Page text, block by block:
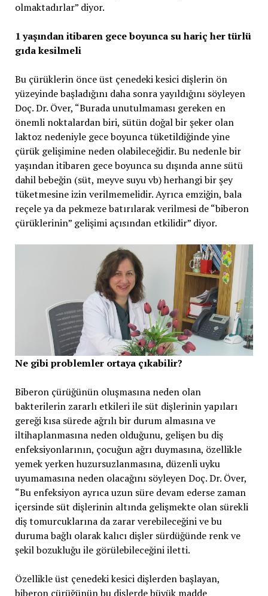
olmaktadırlar” diyor.
1 yaşından itibaren gece boyunca su hariç her türlü
gıda kesilmeli
Bu çürüklerin önce üst çenedeki kesici dişlerin ön
yüzeyinde başladığını daha sonra yayıldığını söyleyen
Doç. Dr. Över, “Burada unutulmaması gereken en
önemli noktalardan biri, sütün doğal bir şeker olan
laktoz nedeniyle gece boyunca tüketildiğinde yine
çürük gelişimine neden olabileceğidir. Bu nedenle bir
yaşından itibaren gece boyunca su dışında anne sütü
dahil bebeğin (süt, meyve suyu vb) herhangi bir şey
tüketmesine izin verilmemelidir. Ayrıca emziğin, bala
reçele ya da pekmeze batırılarak verilmesi de “biberon
çürüklerinin” gelişimi açısından etkilidir” diyor.
Ne gibi problemler ortaya çıkabilir?
Biberon çürüğünün oluşmasına neden olan
bakterilerin zararlı etkileri ile süt dişlerinin yapıları
gereği kısa sürede ağrılı bir durum almasına ve
iltihaplanmasına neden olduğunu, gelişen bu diş
enfeksiyonlarının, çocuğun ağrı duymasına, özellikle
yemek yerken huzursuzlanmasına, düzenli uyku
uyumamasına neden olacağını söyleyen Doç. Dr. Över,
“Bu enfeksiyon ayrıca uzun süre devam ederse zaman
içersinde süt dişlerinin altında gelişmekte olan sürekli
diş tomurcuklarına da zarar verebileceğini ve bu
duruma bağlı olarak kalıcı dişler sürdüğünde renk ve
şekil bozukluğu ile görülebileceğini iletti.
Özellikle üst çenedeki kesici dişlerden başlayan,
biberon çürüğünün bu dişlerde büyük madde